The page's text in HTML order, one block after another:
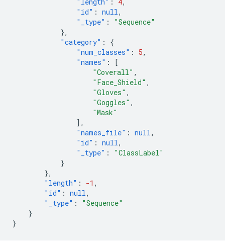
"id" : null,
"_type" :
"Sequence"
},
"category" :
{
"num_classes" : 5,
"names" :
[
"Coverall" ,
"Face_Shield" ,
"Gloves" ,
"Goggles" ,
"Mask"
],
"names_file" : null,
"id" : null,
"_type" :
"ClassLabel"
}
},
"length" : -1 ,
"id" : null,
"_type" :
"Sequence"
}
}